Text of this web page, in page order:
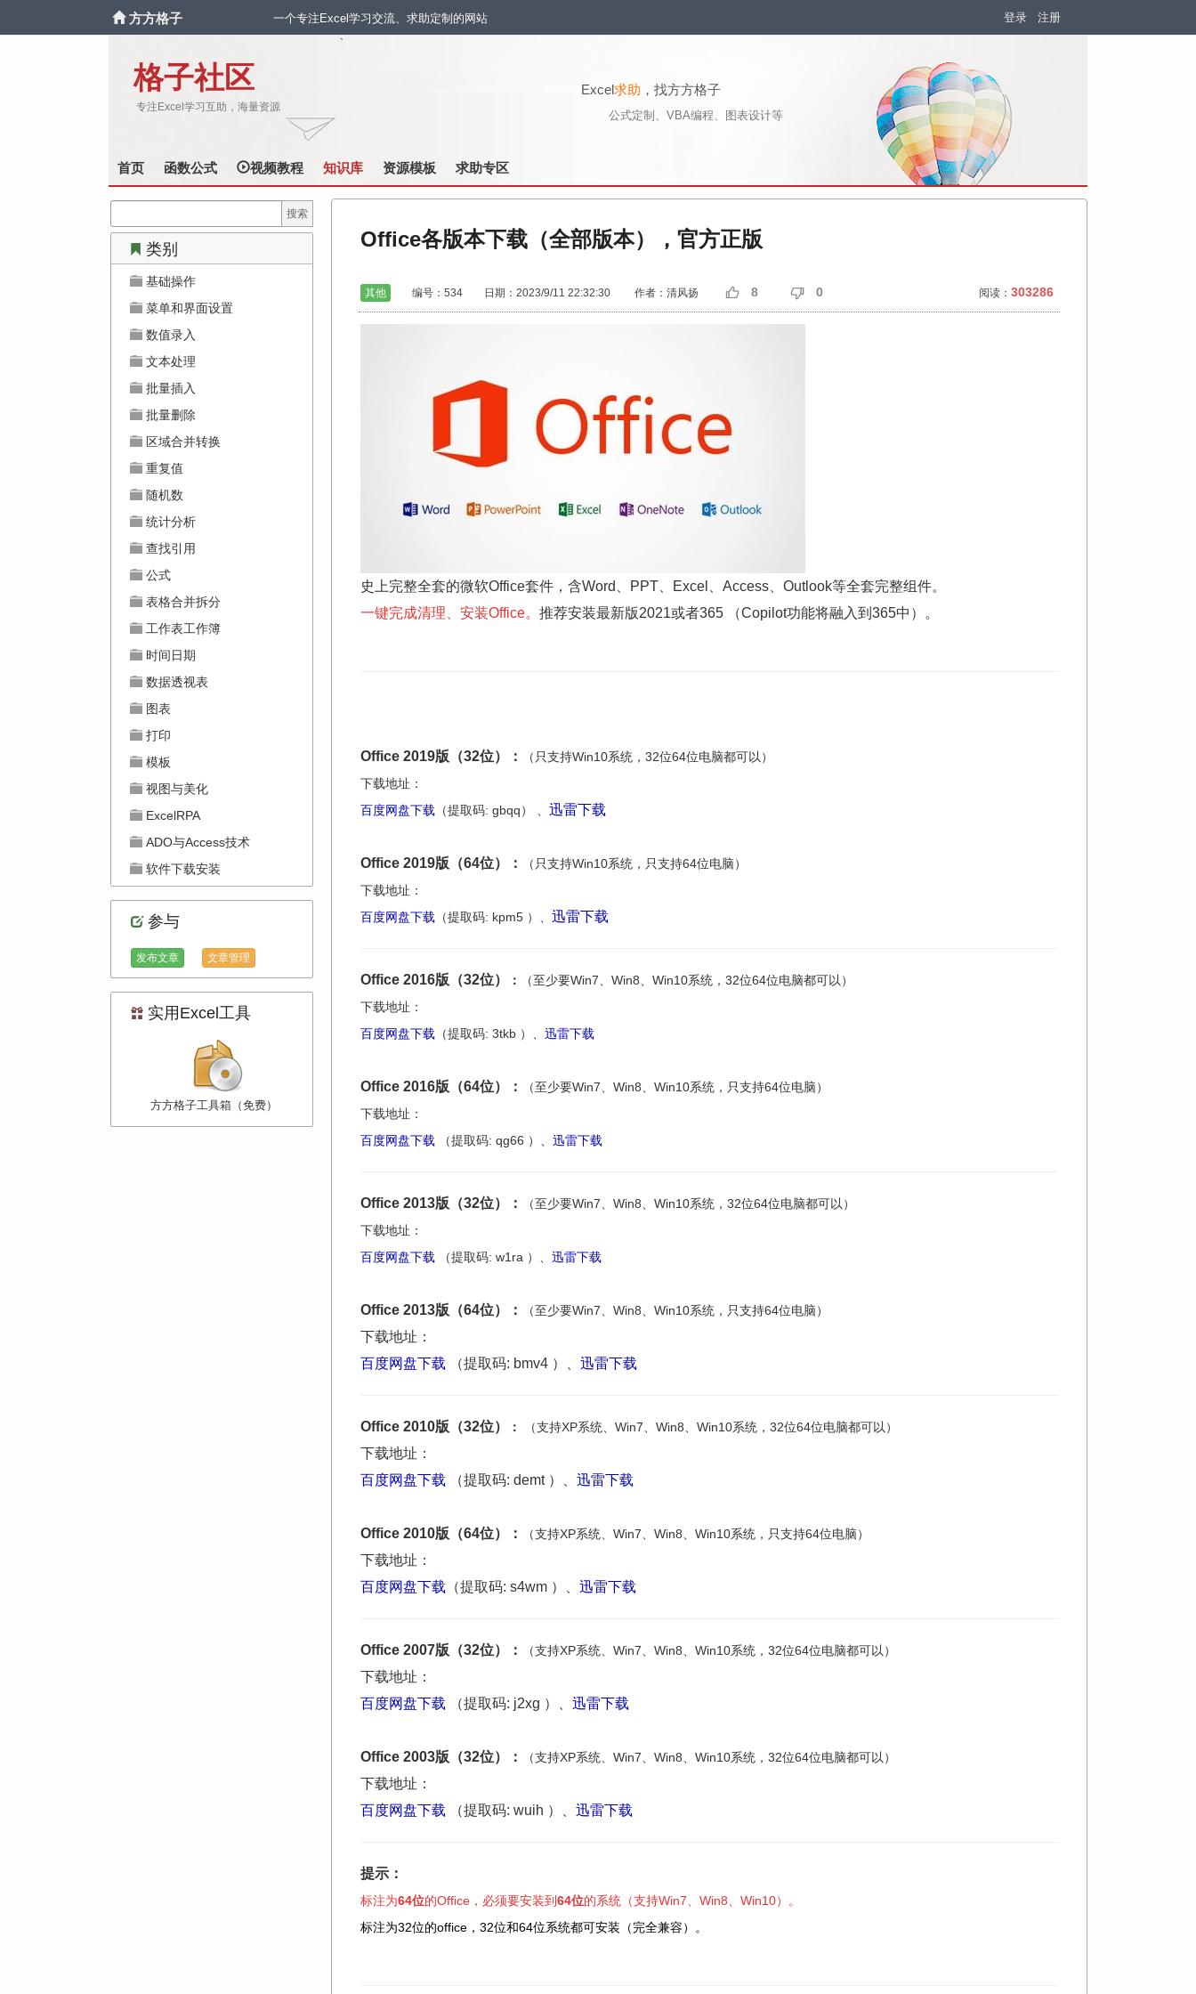
方方格子 一个专注Excel学习交流、求助定制的网站 登录 注册
格子社区
专注Excel学习互助，海量资源
Excel求助 ，找方方格子
公式定制、VBA编程、图表设计等
`
首页 函数公式 视频教程 知识库 资源模板 求助专区
类别
基础操作
菜单和界面设置
数值录入
文本处理
批量插入
批量删除
区域合并转换
重复值
随机数
统计分析
查找引用
公式
表格合并拆分
工作表工作簿
时间日期
数据透视表
图表
打印
模板
视图与美化
ExcelRPA
ADO与Access技术
软件下载安装
参与
发布文章 文章管理
实用Excel工具
方方格子工具箱（免费）
Office各版本下载（全部版本），官方正版
其他 编号：534 日期：2023/9/11 22:32:30 作者：清风扬 8 0 阅读： 303286
史上完整全套的微软Office套件，含Word、PPT、Excel、Access、Outlook等全套完整组件。
一键完成清理、安装Office。 推荐安装最新版2021或者365 （Copilot功能将融入到365中）。
Office 2019版（32位）： （只支持Win10系统，32位64位电脑都可以）
下载地址：
百度网盘下载 （提取码: gbqq） 、 迅雷下载
Office 2019版（64位）： （只支持Win10系统， 只支持64位电脑）
下载地址：
百度网盘下载 （提取码: kpm5 ） 迅雷下载
Office 2016版（32位） ： （至少要Win7、 Win8、 Win10系统，32位64位电脑都可以）
下载地址：
百度网盘下载 （提取码: 3tkb ）、 迅雷下载
Office 2016版（64位） ： （至少要Win7、 Win8、 Win10系统，只支持64位电脑）
下载地址：
百度网盘下载 （提取码: qg66 ）、 迅雷下载
Office 2013版（32位）： （至少要Win7、 Win8、 Win10系统，32位64位电脑都可以）
下载地址：
百度网盘下载
（提取码: w1ra ）、 迅雷下载
Office 2013版（64位）： （至少要Win7、 Win8、 Win10系统，只支持64位电脑）
下载地址：
百度网盘下载 （提取码: bmv4 ）、 迅雷下载
Office 2010版（32位） ： （支持XP系统、Win7、 Win8、 Win10系统，32位64位电脑都可以）
下载地址：
百度网盘下载 （提取码: demt ）、 迅雷下载
Office 2010版（64位）： （支持XP系统、Win7、 Win8、 Win10系统，只支持64位电脑）
下载地址：
百度网盘下载 （提取码: s4wm ）、 迅雷下载
Office 2007版（32位）： （支持XP系统、Win7、 Win8、 Win10系统，32位64位电脑都可以）
下载地址：
百度网盘下载 （提取码: j2xg ） 迅雷下载
Office 2003版（32位）： （支持XP系统、Win7、 Win8、 Win10系统，32位64位电脑都可以）
下载地址：
百度网盘下载 （提取码: wuih ） 迅雷下载
提示：
标注为64位的Office，必须要安装到64位的系统 （支持Win7、Win8、Win10）
。
标注为32位的office，32位和64位系统都可安装（完全兼容）。